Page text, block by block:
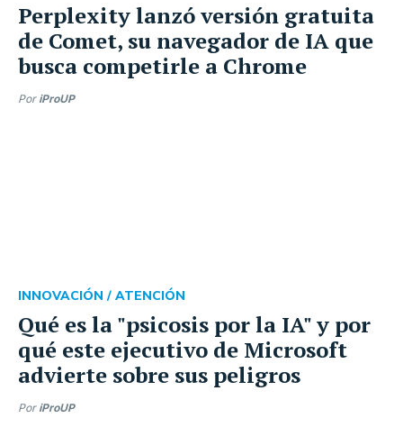
Perplexity lanzó versión gratuita
de Comet, su navegador de IA que
busca competirle a Chrome
Por iProUP
Qué es la "psicosis por la IA" y por
qué este ejecutivo de Microsoft
advierte sobre sus peligros
INNOVACIÓN / ATENCIÓN
Por iProUP